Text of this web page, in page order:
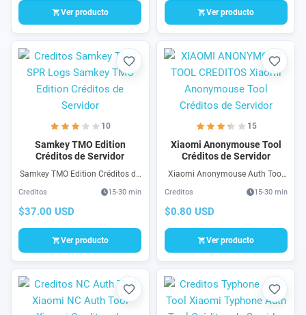
Ver producto Ver producto
Favorito
10
Samkey TMO Edition
Créditos de Servidor
Samkey TMO Edition Créditos de
Samsung T-Mobile, Sprint, Metro
PCS, Verizon, Boost, etc. Samkey
Creditos 15-30 min
$37.00 USD
Ver producto
15
Xiaomi Anonymouse Tool
Créditos de Servidor
Xiaomi Anonymouse Auth Tool
Programa Anonymouse Auth
Tool para Flasheo, FRP Auth de
Creditos 15-30 min
$0.80 USD
Ver producto
Favorito